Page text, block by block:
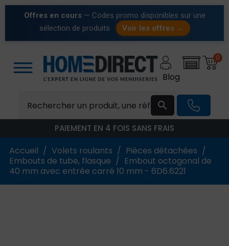
Offres en cours — Codes promo disponibles sur une
sélection de produits
Voir les offres →

0
Blog
PAIEMENT EN 4 FOIS SANS FRAIS
Accueil Volets roulants
Pièces détachées
Embouts de tube, flasque
Embout octogonal de
40 mm avec entrée carré 10 mm - 6D6.6221